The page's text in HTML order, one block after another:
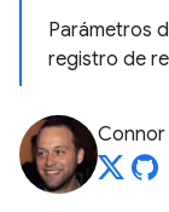
Parámetros
registro de
Connor